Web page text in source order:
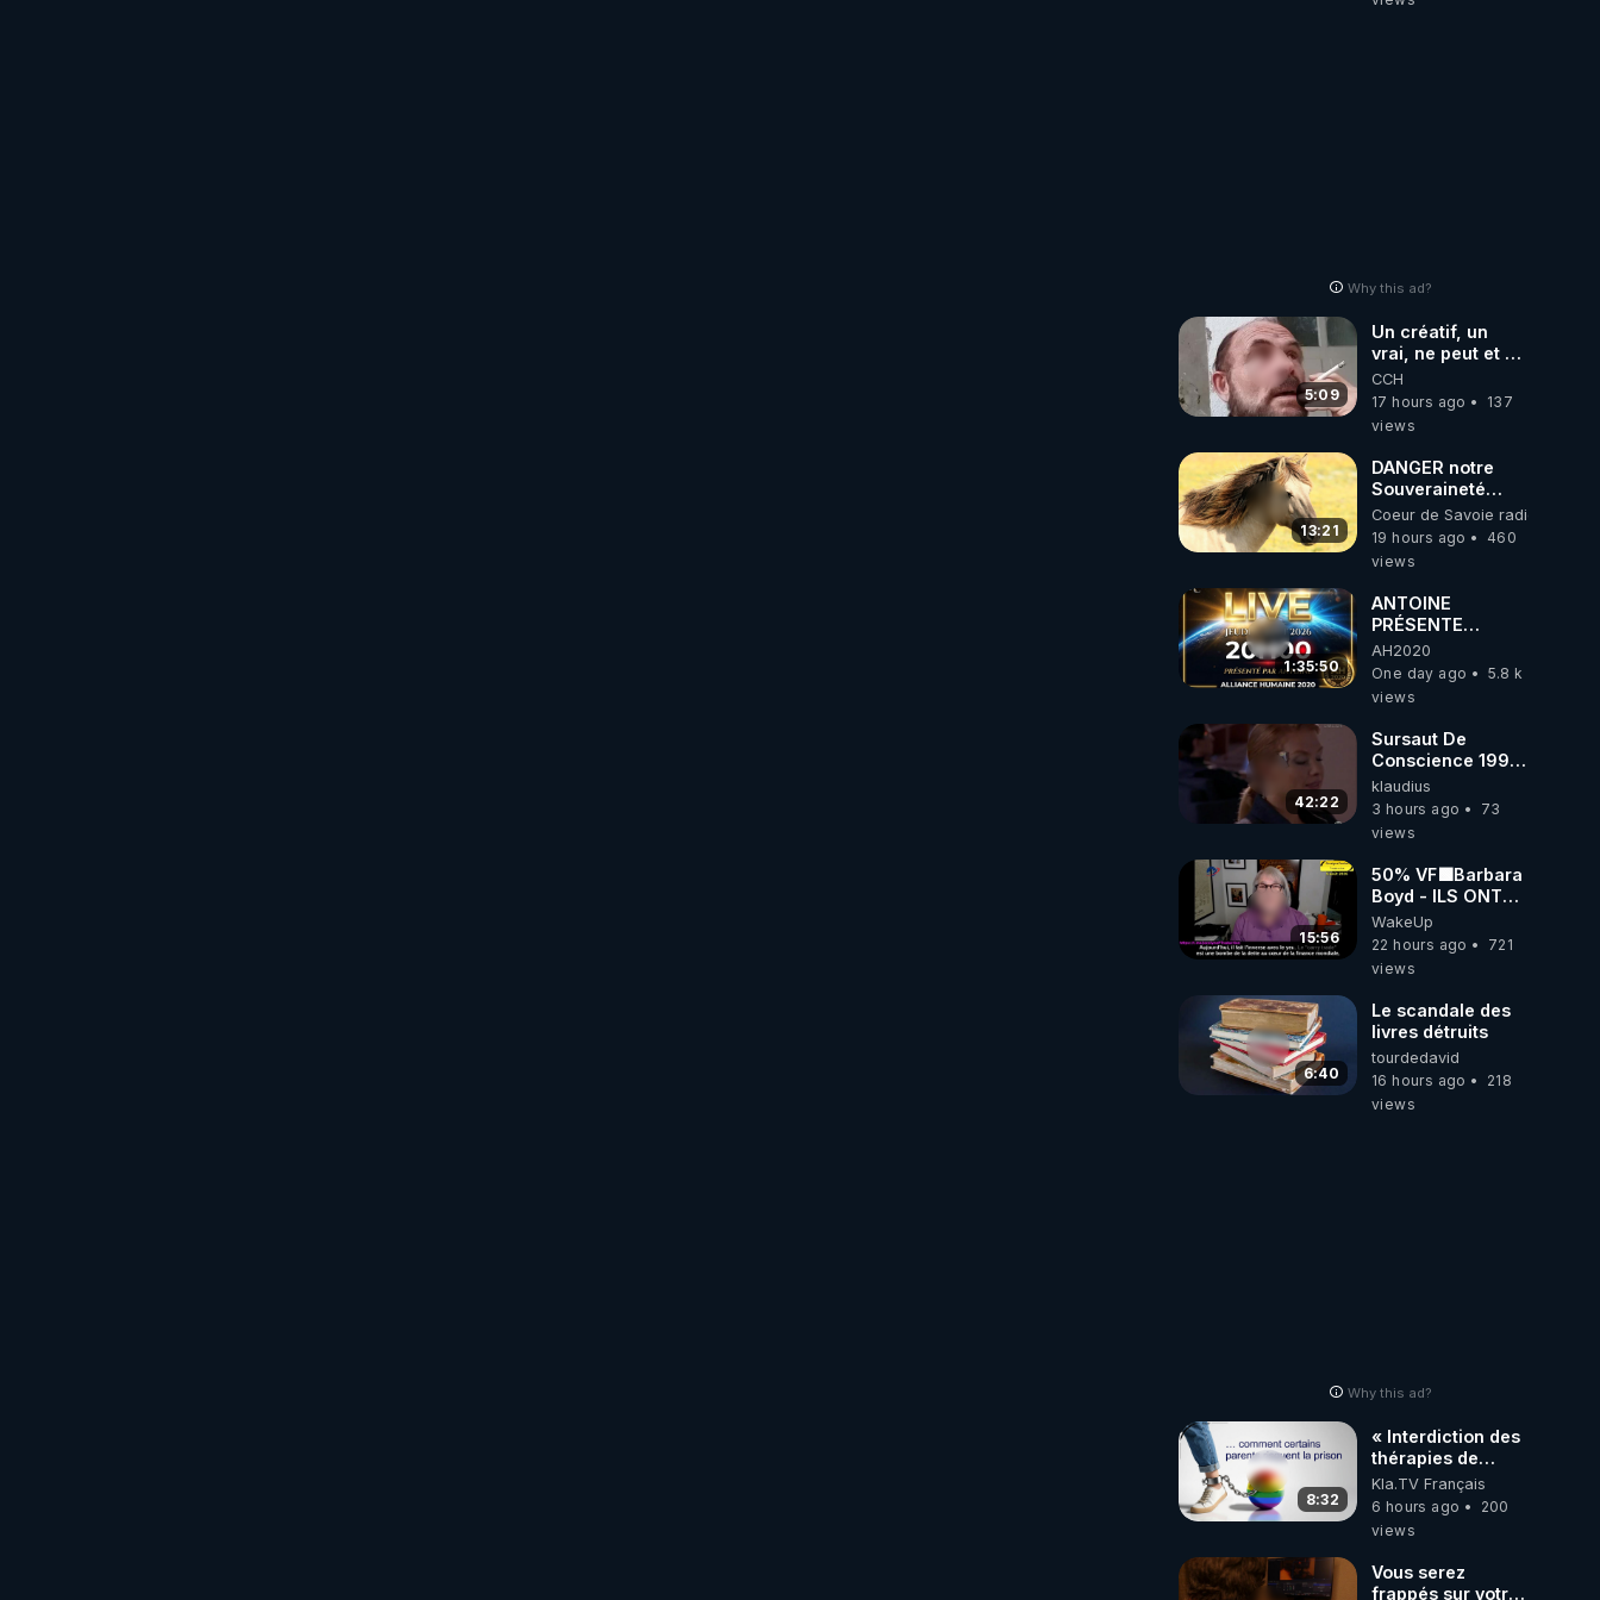
Why this ad?
5:09
Un créatif, un
vrai, ne peut et ne
doit pas faire
appel à
l'intelligence
CCH
17 hours ago
137
views
13:21
DANGER notre
Souveraineté
Alimentaire est
attaqué...
Coeur de Savoie radioweb TV
19 hours ago
460
views
1:35:50
ANTOINE
PRÉSENTE
AH2020 LE LIVE
20H ***DU
06/08/2026***
AH2020
One day ago
5.8 k
views
42:22
Sursaut De
Conscience 1998
- toujours
d'actualité ....Au
Dela Du Réel
klaudius
3 hours ago
73
views
15:56
50% VF🟩Barbara
Boyd - ILS ONT
MENTI SUR TOUT
-Jocelyne
Traduction
WakeUp
22 hours ago
721
views
6:40
Le scandale des
livres détruits
tourdedavid
16 hours ago
218
views
Why this ad?
8:32
« Interdiction des
thérapies de
conversion »
Kla.TV Français
6 hours ago
200
views
Vous serez
frappés sur votre